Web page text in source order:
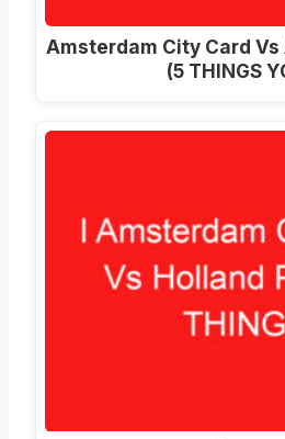
Amsterdam City Card
(5 THINGS